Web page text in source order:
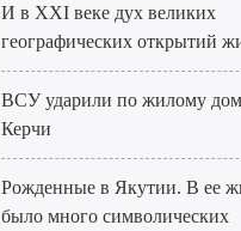
И в XXI веке дух великих
географических открытий
ВСУ ударили по жилому
Керчи
Рожденные в Якутии. В ее
было много символических